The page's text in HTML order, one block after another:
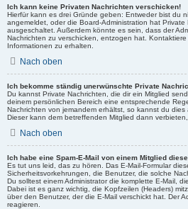
Ich kann keine Privaten Nachrichten verschicken!
Hierfür kann es drei Gründe geben: Entweder bist du
angemeldet, oder die Board-Administration hat
ausgeschaltet. Außerdem könnte es sein, dass der
Nachrichten zu verschicken, entzogen hat. Kontaktiere
Informationen zu erhalten.
Nach oben
Ich bekomme ständig unerwünschte Private
Du kannst Private Nachrichten, die dir ein Mitglied
deinem persönlichen Bereich eine entsprechende
Nachrichten von jemandem erhältst, so kannst du dies
Dieser kann dem betreffenden Mitglied dann
Nach oben
Ich habe eine Spam-E-Mail von einem Mitglied
Es tut uns leid, das zu hören. Das E-Mail-Formular
Sicherheitsvorkehrungen, die Benutzer, die solche
Du solltest einem Administrator die komplette E-Mail,
Dabei ist es ganz wichtig, die Kopfzeilen (Headers)
über den Benutzer, der die E-Mail verschickt hat. Der
reagieren.